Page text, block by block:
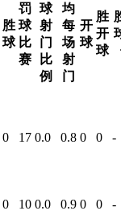
胜
球
罚
球
比
赛
球
射
门
比
例
均
每
场
射
门
开
球
胜
开
球
0 17 0.0 0.8 0 0
-
0 10 0.0 0.9 0 0
-